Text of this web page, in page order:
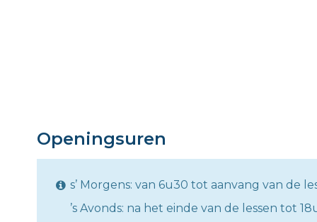
Openingsuren
s’ Morgens: van 6u30 tot aanvang van de
’s Avonds: na het einde van de lessen tot